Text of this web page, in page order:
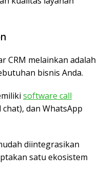
CRM melainkan adalah
bisnis Anda.
software call
dan WhatsApp
diintegrasikan
satu ekosistem